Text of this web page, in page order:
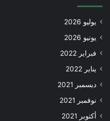
يوليو 2026
يونيو 2026
فبراير 2022
يناير 2022
ديسمبر 2021
نوفمبر 2021
أكتوبر 2021